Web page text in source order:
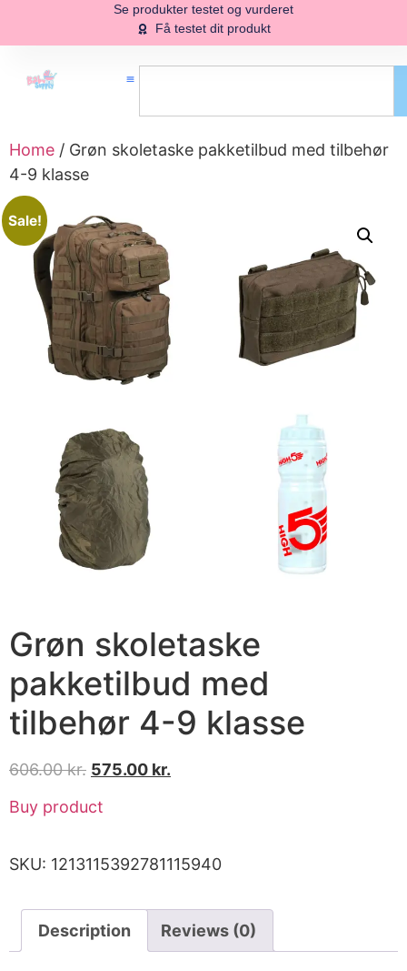
Se produkter testet og vurderet
Få testet dit produkt
Home / Grøn skoletaske pakketilbud med tilbehør
4-9 klasse
Sale!
Grøn skoletaske
pakketilbud med
tilbehør 4-9 klasse
606.00kr. 575.00 kr.
Buy product
SKU: 1213115392781115940
Description Reviews (0)